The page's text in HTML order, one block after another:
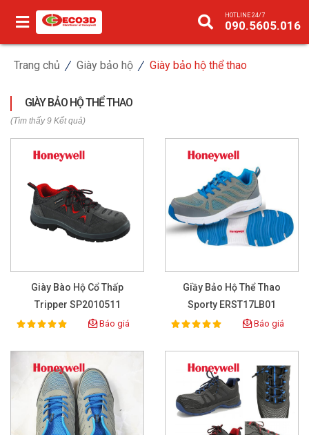
HOTLINE 24/7
090.5605.016
Trang chủ Giày bảo hộ Giày bảo hộ thể thao
GIÀY BẢO HỘ THỂ THAO
(Tìm thấy 9 Kết quả)
Giày Bào Hộ Cổ Thấp
Tripper SP2010511
Rating:
100% Báo giá
Giầy Bảo Hộ Thể Thao
Sporty ERST17LB01
Rating:
100% Báo giá